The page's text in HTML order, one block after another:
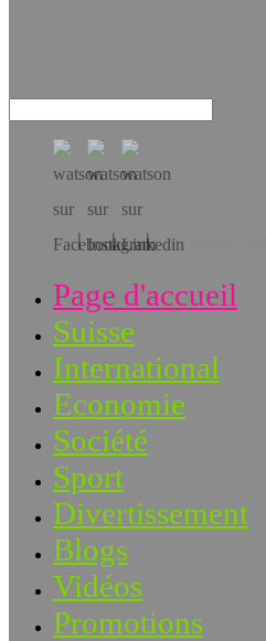
Téléchargez l’app!
Page d'accueil
Suisse
International
Economie
Société
Sport
Divertissement
Blogs
Vidéos
Promotions